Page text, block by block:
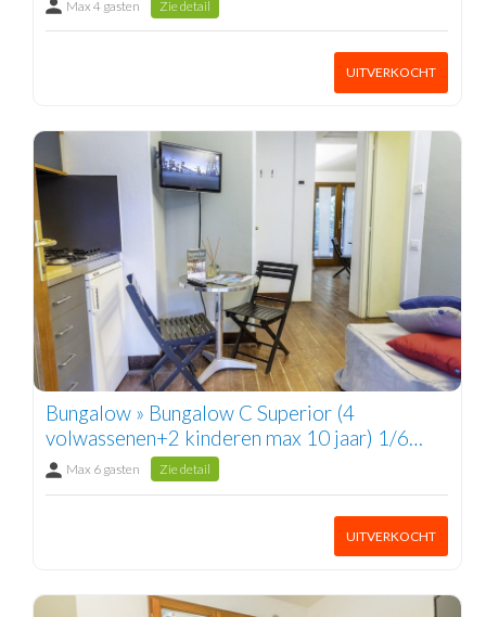
Max 4 gasten Zie detail
UITVERKOCHT
Bungalow » Bungalow C Superior (4
volwassenen+2 kinderen max 10 jaar) 1/6
pers.Max 6 gasten Zie detail
UITVERKOCHT